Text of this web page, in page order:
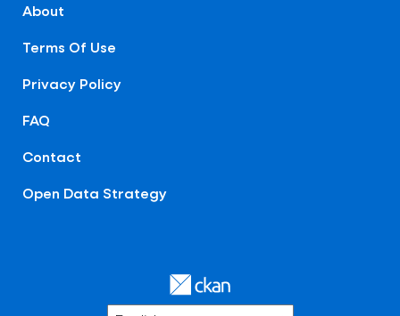
About
Terms Of Use
Privacy Policy
FAQ
Contact
Open Data Strategy